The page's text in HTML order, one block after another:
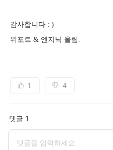
감사합니다 : )
위포트 & 엔지닉 올림.
1 4
댓글 1